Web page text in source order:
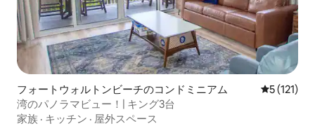
フォートウォルトンビーチのコンドミニアム レビュー
5 (121)
湾のパノラマビュー！| キング3台
家族 · キッチン · 屋外スペース